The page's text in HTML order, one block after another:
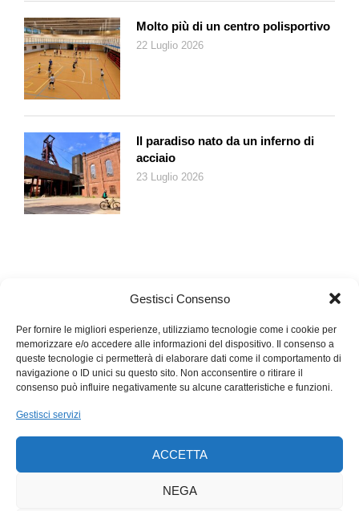
Gestisci Consenso
Per fornire le migliori esperienze, utilizziamo tecnologie come i cookie per
memorizzare e/o accedere alle informazioni del dispositivo. Il consenso a
queste tecnologie ci permetterà di elaborare dati come il comportamento di
navigazione o ID unici su questo sito. Non acconsentire o ritirare il
consenso può influire negativamente su alcune caratteristiche e funzioni.
Gestisci servizi
ACCETTA
NEGA
Molto più di un centro polisportivo
22 Luglio 2026
Il paradiso nato da un inferno di
acciaio
23 Luglio 2026